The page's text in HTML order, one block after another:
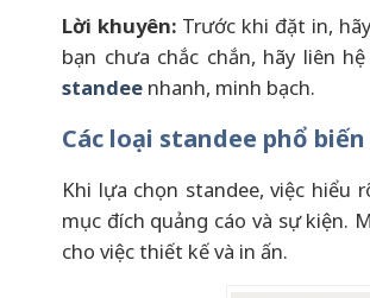
Lời khuyên: Trước khi đặt in,
bạn chưa chắc chắn, hãy liên
standee nhanh, minh bạch.
Các loại standee phổ
Khi lựa chọn standee, việc hiểu
mục đích quảng cáo và sự kiện.
cho việc thiết kế và in ấn.